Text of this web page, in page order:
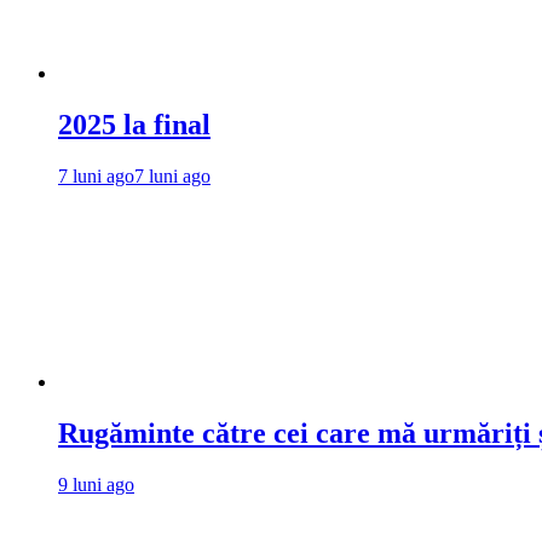
2025 la final
7 luni ago7 luni ago
Rugăminte către cei care mă urmăriți
9 luni ago